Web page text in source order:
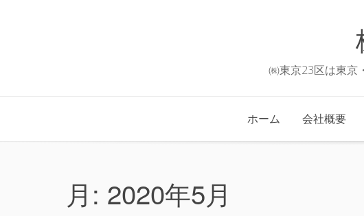
㈱東京23区は東京
ホーム 会社概要
月: 2020年5月